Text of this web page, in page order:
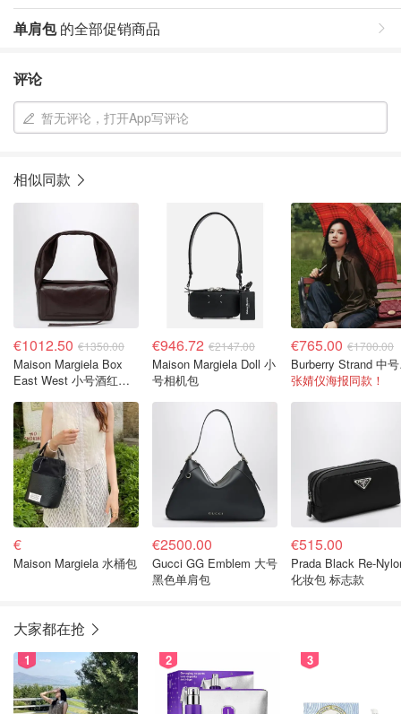
单肩包的全部促销商品
评论
暂无评论，打开App写评论
相似同款
€1012.50 €1350.00
Maison Margiela Box
East West 小号酒红色
€946.72 €2147.00
Maison Margiela Doll 小
号相机包
€765.00 €1700.00
张婧仪海报同款！
€
Maison Margiela 水桶包
€2500.00
Gucci GG Emblem 大号
黑色单肩包
€515.00
Prada Black Re-
化妆包 标志款
大家都在抢
1 2 3